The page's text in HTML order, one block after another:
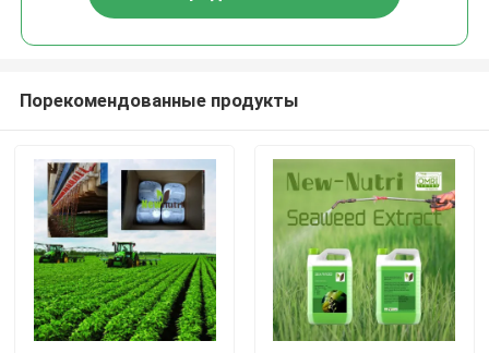
Порекомендованные продукты